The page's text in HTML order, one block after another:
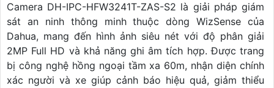
Camera DH-IPC-HFW3241T-ZAS-S2 là giải pháp giám
sát an ninh thông minh thuộc dòng WizSense của
Dahua, mang đến hình ảnh siêu nét với độ phân giải
2MP Full HD và khả năng ghi âm tích hợp. Được trang
bị công nghệ hồng ngoại tầm xa 60m, nhận diện chính
xác người và xe giúp cảnh báo hiệu quả, giảm thiểu